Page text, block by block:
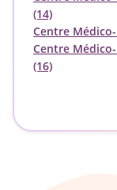
(14)
Centre
Centre
(16)